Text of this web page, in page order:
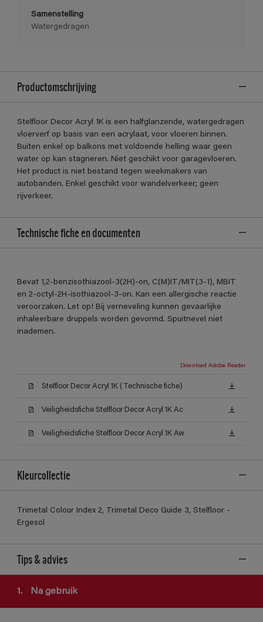
Samenstelling
Watergedragen
Productomschrijving
Stelfloor Decor Acryl 1K is een halfglanzende, watergedragen
vloerverf op basis van een acrylaat, voor vloeren binnen.
Buiten enkel op balkons met voldoende helling waar geen
water op kan stagneren. Niet geschikt voor garagevloeren.
Het product is niet bestand tegen weekmakers van
autobanden. Enkel geschikt voor wandelverkeer; geen
rijverkeer.
Technische fiche en documenten
Bevat 1,2-benzisothiazool-3(2H)-on, C(M)IT/MIT(3-1), MBIT
en 2-octyl-2H-isothiazool-3-on. Kan een allergische reactie
veroorzaken. Let op! Bij verneveling kunnen gevaarlijke
inhaleerbare druppels worden gevormd. Spuitnevel niet
inademen.
Download Adobe Reader
Stelfloor Decor Acryl 1K (Technische fiche)
Veiligheidsfiche Stelfloor Decor Acryl 1K Ac
Veiligheidsfiche Stelfloor Decor Acryl 1K Aw
Kleurcollectie
Trimetal Colour Index 2, Trimetal Deco Guide 3, Stelfloor -
Ergesol
Tips & advies
1. Na gebruik